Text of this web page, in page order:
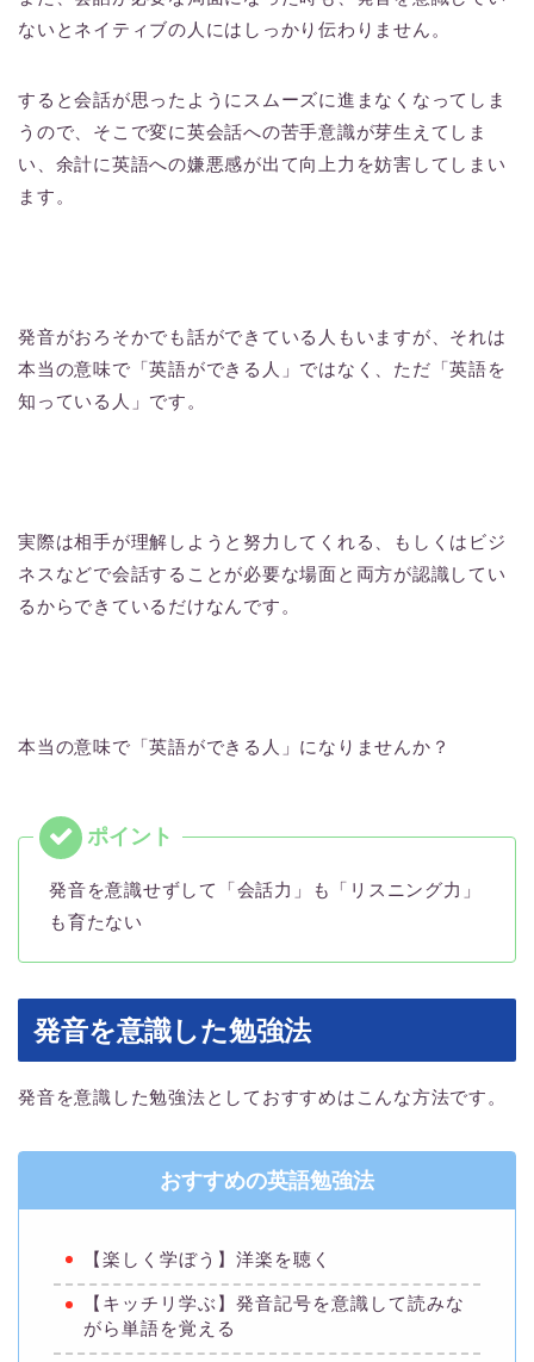
ないとネイティブの人にはしっかり伝わりません。
すると会話が思ったようにスムーズに進まなくなってしま
うので、そこで変に英会話への苦手意識が芽生えてしま
い、余計に英語への嫌悪感が出て向上力を妨害してしまい
ます。
発音がおろそかでも話ができている人もいますが、それは
本当の意味で「英語ができる人」ではなく、ただ「英語を
知っている人」です。
実際は相手が理解しようと努力してくれる、もしくはビジ
ネスなどで会話することが必要な場面と両方が認識してい
るからできているだけなんです。
本当の意味で「英語ができる人」になりませんか？
発音を意識せずして「会話力」も「リスニング力」
も育たない
発音を意識した勉強法
発音を意識した勉強法としておすすめはこんな方法です。
おすすめの英語勉強法
【楽しく学ぼう】洋楽を聴く
【キッチリ学ぶ】発音記号を意識して読みな
がら単語を覚える